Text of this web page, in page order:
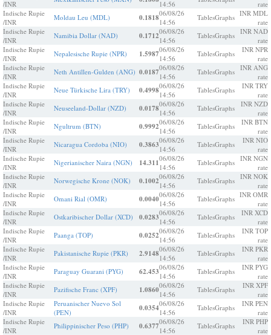
/INR
14:56
rate
Indische Rupie
/INR
Moldau Leu (MDL) 0.181806/08/26
14:56
TablesGraphs INR MDL
rate
Indische Rupie
/INR
Namibia Dollar (NAD) 0.171206/08/26
14:56
TablesGraphs INR NAD
rate
Indische Rupie
/INR
Nepalesische Rupie (NPR) 1.598706/08/26
14:56
TablesGraphs
INR NPR
rate
Indische Rupie
/INR
Neth Antillen-Gulden (ANG) 0.018706/08/26
14:56
TablesGraphs INR ANG
rate
Indische Rupie
/INR
Neue Türkische Lira (TRY) 0.499806/08/26
14:56
TablesGraphs
INR TRY
rate
Indische Rupie
/INR
Neuseeland-Dollar (NZD) 0.017806/08/26
14:56
TablesGraphs
INR NZD
rate
Indische Rupie
/INR
Ngultrum (BTN) 0.999206/08/26
14:56
TablesGraphs
INR BTN
rate
Indische Rupie
/INR
Nicaragua Cordoba (NIO) 0.386306/08/26
14:56
TablesGraphs
INR NIO
rate
Indische Rupie
/INR
Nigerianischer Naira (NGN) 14.31106/08/26
14:56
TablesGraphs INR NGN
rate
Indische Rupie
/INR
Norwegische Krone (NOK) 0.100206/08/26
14:56
TablesGraphs INR NOK
rate
Indische Rupie
/INR
Omani Rial (OMR) 0.004006/08/26
14:56
TablesGraphs INR OMR
rate
Indische Rupie
/INR
Ostkaribischer Dollar (XCD) 0.028306/08/26
14:56
TablesGraphs
INR XCD
rate
Indische Rupie
/INR
Paanga (TOP) 0.025206/08/26
14:56
TablesGraphs
INR TOP
rate
Indische Rupie
/INR
Pakistanische Rupie (PKR) 2.914806/08/26
14:56
TablesGraphs
INR PKR
rate
Indische Rupie
/INR
Paraguay Guarani (PYG) 62.45306/08/26
14:56
TablesGraphs
INR PYG
rate
Indische Rupie
/INR
Pazifische Franc (XPF) 1.086006/08/26
14:56
TablesGraphs
INR XPF
rate
Indische Rupie
/INR
Peruanischer Nuevo Sol
(PEN)
0.035406/08/26
14:56
TablesGraphs
INR PEN
rate
Indische Rupie
/INR
Philippinischer Peso (PHP) 0.637706/08/26
14:56
TablesGraphs
INR PHP
rate